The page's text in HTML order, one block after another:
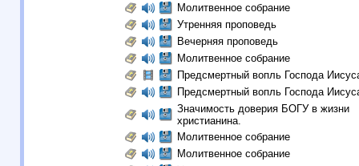
Молитвенное собрание
Утренняя проповедь
Вечерняя проповедь
Молитвенное собрание
Предсмертный вопль Господа
Предсмертный вопль Господа
Значимость доверия БОГУ в жизни
христианина.
Молитвенное собрание
Молитвенное собрание